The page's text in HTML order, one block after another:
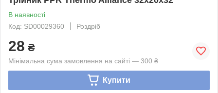
В наявності
Код: SD00029360
Роздріб
28 ₴
Мінімальна сума замовлення на сайті — 300 ₴
Купити